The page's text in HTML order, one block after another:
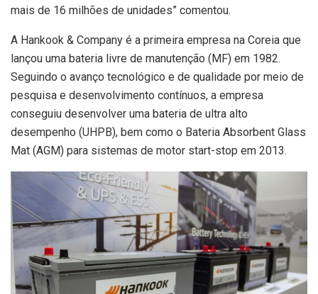
mais de 16 milhões de unidades” comentou.
A Hankook & Company é a primeira empresa na Coreia que
lançou uma bateria livre de manutenção (MF) em 1982.
Seguindo o avanço tecnológico e de qualidade por meio de
pesquisa e desenvolvimento contínuos, a empresa
conseguiu desenvolver uma bateria de ultra alto
desempenho (UHPB), bem como o Bateria Absorbent Glass
Mat (AGM) para sistemas de motor start-stop em 2013.